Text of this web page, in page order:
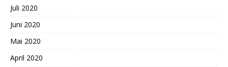
Juli 2020
Juni 2020
Mai 2020
April 2020